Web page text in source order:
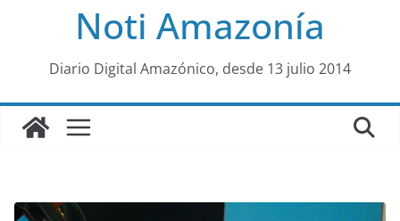
al
Noti Amazonía
Diario Digital Amazónico, desde 13 julio 2014